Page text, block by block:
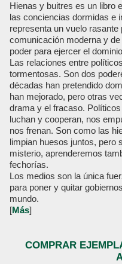
Hienas y buitres es un libro
las conciencias dormidas e
representa un vuelo
comunicación moderna y
poder para ejercer el
Las relaciones entre
tormentosas. Son dos
décadas han pretendido
han mejorado, pero otras
drama y el fracaso.
luchan y cooperan, nos
nos frenan. Son como las
limpian huesos juntos, pero
misterio, aprenderemos
fechorías.
Los medios son la única
para poner y quitar
mundo.
[Más]
COMPRAR